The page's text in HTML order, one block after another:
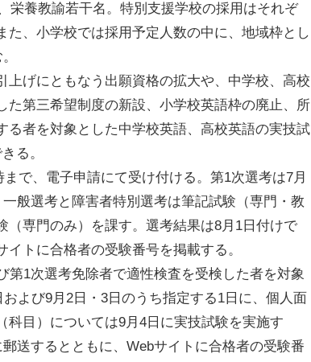
栄養教諭若干名。特別支援学校の採用はそれぞ
、小学校では採用予定人数の中に、地域枠とし
げにともなう出願資格の拡大や、中学校、高校
た第三希望制度の新設、小学校英語枠の廃止、所
る者を対象とした中学校英語、高校英語の実技試
る。
で、電子申請にて受け付ける。第1次選考は7月
般選考と障害者特別選考は筆記試験（専門・教
（専門のみ）を課す。選考結果は8月1日付けで
トに合格者の受験番号を掲載する。
1次選考免除者で適性検査を受検した者を対象
よび9月2日・3日のうち指定する1日に、個人面
目）については9月4日に実技試験を実施す
送するとともに、Webサイトに合格者の受験番